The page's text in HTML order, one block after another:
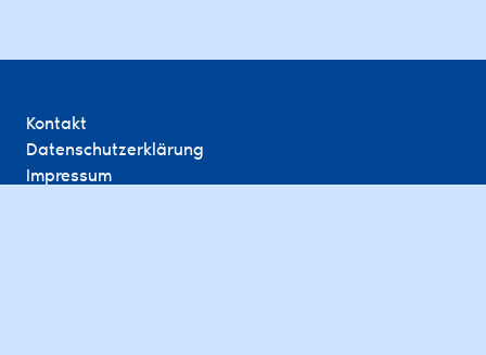
Kontakt
Datenschutzerklärung
Impressum